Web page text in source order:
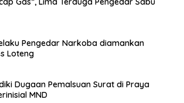
Pengedar Narkoba diamankan
Loteng
Dugaan Pemalsuan Surat di Praya
MND